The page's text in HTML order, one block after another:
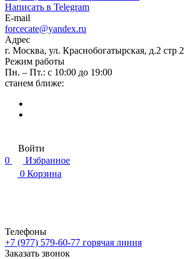
Написать в Telegram
E-mail
forcecate@yandex.ru
Адрес
г. Москва, ул. Краснобогатырская, д.2 стр 2
Режим работы
Пн. – Пт.: с 10:00 до 19:00
станем ближе:
Войти
0
Избранное
0 Корзина
Телефоны
+7 (977) 579-60-77 горячая линия
Заказать звонок